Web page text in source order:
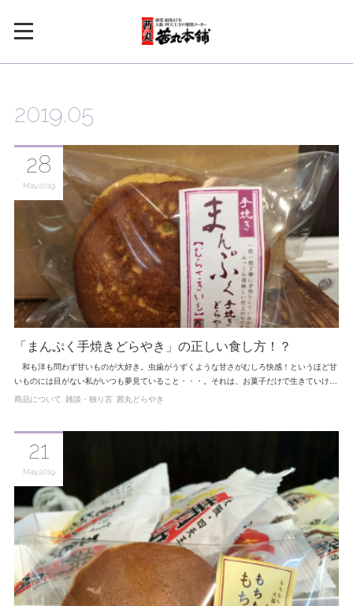
2019.05
「まんぷく手焼きどらやき」の正しい食し方！？
和も洋も問わず甘いものが大好き。虫歯がうずくような甘さがむしろ快感！というほど甘
いものには目がない私がいつも夢見ていること・・・。それは、お菓子だけで生きていけ…
28
May 2019
商品について 雑談・独り言 茜丸どらやき
21
May 2019